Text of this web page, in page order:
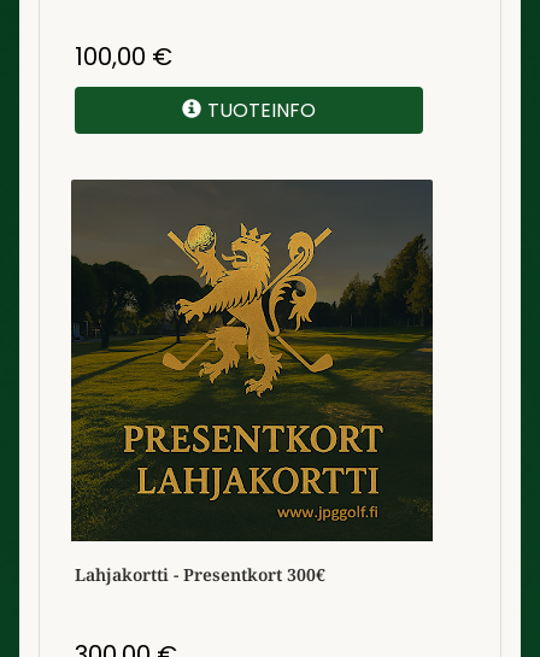
100,00 €
TUOTEINFO
Lahjakortti - Presentkort 300€